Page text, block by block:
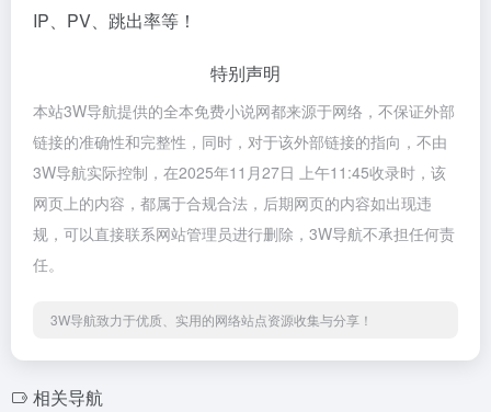
IP、PV、跳出率等！
特别声明
本站3W导航提供的全本免费小说网都来源于网络，不保证外部
链接的准确性和完整性，同时，对于该外部链接的指向，不由
3W导航实际控制，在2025年11月27日 上午11:45收录时，该
网页上的内容，都属于合规合法，后期网页的内容如出现违
规，可以直接联系网站管理员进行删除，3W导航不承担任何责
任。
3W导航致力于优质、实用的网络站点资源收集与分享！
相关导航